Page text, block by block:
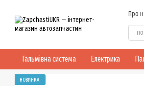
Про
Гальмівна система Електрика
НОВИНКА